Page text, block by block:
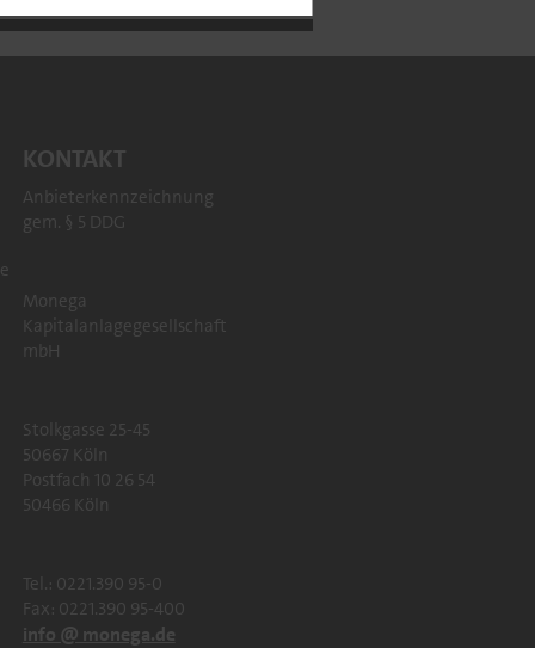
KONTAKT
Anbieterkennzeichnung
gem. § 5 DDG
Monega
Kapitalanlagegesellschaft
mbH
Stolkgasse 25-45
50667 Köln
Postfach 10 26 54
50466 Köln
Tel.: 0221.390 95-0
Fax: 0221.390 95-400
info @ monega.de